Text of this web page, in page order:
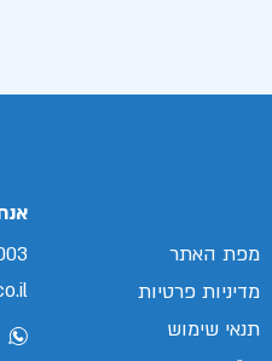
מפת האתר
מדיניות פרטיות
תנאי שימוש